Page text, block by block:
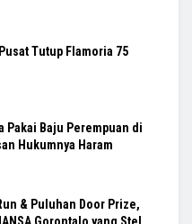
Pusat Tutup Flamoria 75
Pakai Baju Perempuan di
Hukumnya Haram
& Puluhan Door Prize,
Gorontalo yang Stel